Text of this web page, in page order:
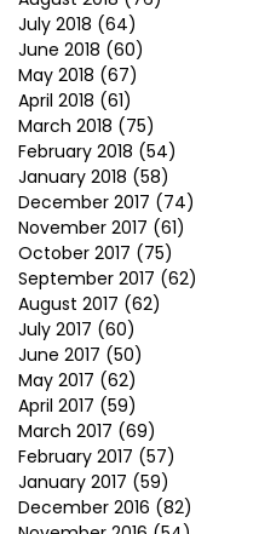
July 2018 (64)
June 2018 (60)
May 2018 (67)
April 2018 (61)
March 2018 (75)
February 2018 (54)
January 2018 (58)
December 2017 (74)
November 2017 (61)
October 2017 (75)
September 2017 (62)
August 2017 (62)
July 2017 (60)
June 2017 (50)
May 2017 (62)
April 2017 (59)
March 2017 (69)
February 2017 (57)
January 2017 (59)
December 2016 (82)